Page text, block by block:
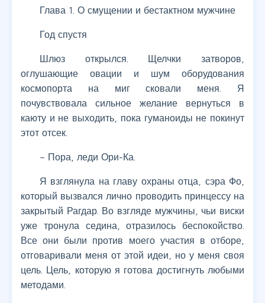
Глава 1. О смущении и бестактном мужчине
Год спустя
Шлюз открылся. Щелчки затворов,
оглушающие овации и шум оборудования
космопорта на миг сковали меня. Я
почувствовала сильное желание вернуться в
каюту и не выходить, пока гуманоиды не покинут
этот отсек.
– Пора, леди Ори-Ка.
Я взглянула на главу охраны отца, сэра Фо,
который вызвался лично проводить принцессу на
закрытый Рагдар. Во взгляде мужчины, чьи виски
уже тронула седина, отразилось беспокойство.
Все они были против моего участия в отборе,
отговаривали меня от этой идеи, но у меня своя
цель. Цель, которую я готова достигнуть любыми
методами.